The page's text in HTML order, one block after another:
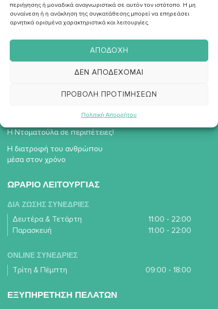
περιήγησης ή μοναδικά αναγνωριστικά σε αυτόν τον ιστότοπο. Η μη
συναίνεση ή η ανάκληση της συγκατάθεσης μπορεί να επηρεάσει
αρνητικά ορισμένα χαρακτηριστικά και λειτουργίες.
ΑΠΟΔΟΧΉ
ΔΕΝ ΑΠΟΔΈΧΟΜΑΙ
ΠΡΟΒΟΛΉ ΠΡΟΤΙΜΉΣΕΩΝ
Πολιτική Απορρήτου
Diet Online
TΑ ΒΙΒΛΙΑ ΜΟΥ
Η διατροφή στη ζωή μας
Η Ντοματούλα σε περιπέτειες!
Η διατροφή του ανθρώπου
μέσα στον χρόνο
ΩΡΑΡΙΟ ΛΕΙΤΟΥΡΓΙΑΣ
ΔΙΑ ΖΩΣΗΣ ΣΥΝΕΔΡΙΕΣ
Δευτέρα & Τετάρτη
11:00 - 22:00
Παρασκευή
11:00 - 22:00
ONLINE ΣΥΝΕΔΡΙΕΣ
Τρίτη & Πέμπτη 09:00 - 18:00
ΕΞΥΠΗΡΕΤΗΣΗ ΠΕΛΑΤΩΝ